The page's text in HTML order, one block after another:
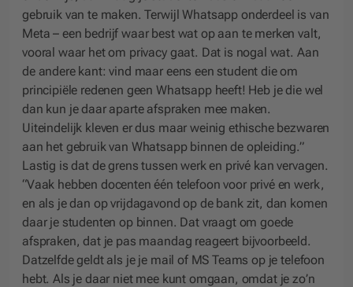
gebruik van te maken. Terwijl Whatsapp onderdeel is van
Meta – een bedrijf waar best wat op aan te merken valt,
vooral waar het om privacy gaat. Dat is nogal wat. Aan
de andere kant: vind maar eens een student die om
principiële redenen geen Whatsapp heeft! Heb je die wel
dan kun je daar aparte afspraken mee maken.
Uiteindelijk kleven er dus maar weinig ethische bezwaren
aan het gebruik van Whatsapp binnen de opleiding.”
Lastig is dat de grens tussen werk en privé kan vervagen.
“Vaak hebben docenten één telefoon voor privé en werk,
en als je dan op vrijdagavond op de bank zit, dan komen
daar je studenten op binnen. Dat vraagt om goede
afspraken, dat je pas maandag reageert bijvoorbeeld.
Datzelfde geldt als je je mail of MS Teams op je telefoon
hebt. Als je daar niet mee kunt omgaan, omdat je zo’n